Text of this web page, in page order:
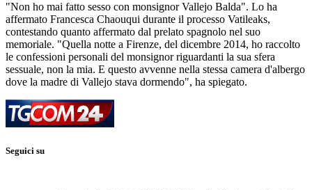
"Non ho mai fatto sesso con monsignor Vallejo Balda". Lo ha
affermato Francesca Chaouqui durante il processo Vatileaks,
contestando quanto affermato dal prelato spagnolo nel suo
memoriale. "Quella notte a Firenze, del dicembre 2014, ho raccolto
le confessioni personali del monsignor riguardanti la sua sfera
sessuale, non la mia. E questo avvenne nella stessa camera d'albergo
dove la madre di Vallejo stava dormendo", ha spiegato.
Seguici su